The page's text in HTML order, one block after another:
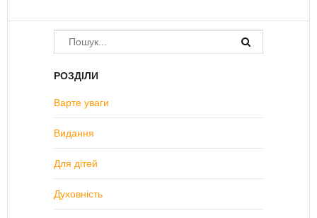
РОЗДІЛИ
Варте уваги
Видання
Для дітей
Духовність